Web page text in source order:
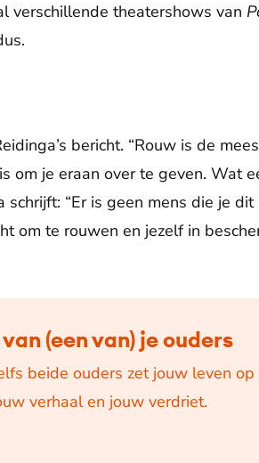
verschillende theatershows van
bericht. “Rouw is de
om je eraan over te geven. Wat
“Er is geen mens die je
om te rouwen en jezelf in
(een van) je ouders
beide ouders zet jouw leven
verhaal en jouw verdriet.